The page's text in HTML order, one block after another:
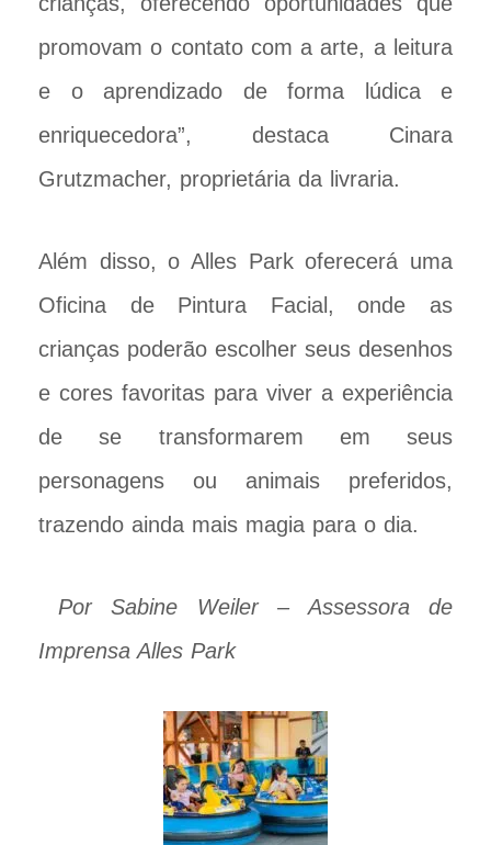
promovam o contato com a arte, a leitura
e o aprendizado de forma lúdica e
enriquecedora”, destaca Cinara
Grutzmacher, proprietária da livraria.
Além disso, o Alles Park oferecerá uma
Oficina de Pintura Facial, onde as
crianças poderão escolher seus desenhos
e cores favoritas para viver a experiência
de se transformarem em seus
personagens ou animais preferidos,
trazendo ainda mais magia para o dia.
Por Sabine Weiler – Assessora de
Imprensa Alles Park